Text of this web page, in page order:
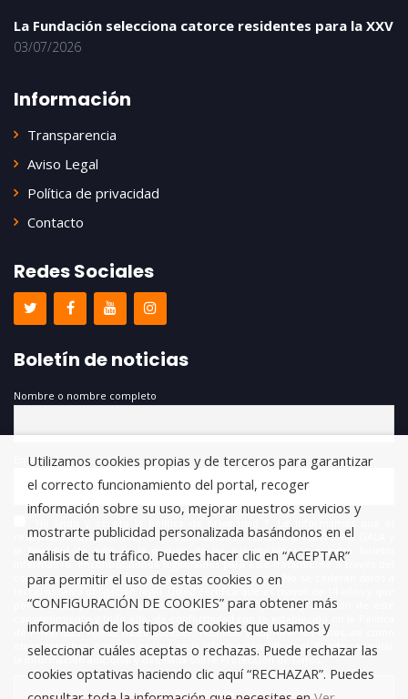
La Fundación selecciona catorce residentes para la XXV
03/07/2026
Información
Transparencia
Aviso Legal
Política de privacidad
Contacto
Redes Sociales
Boletín de noticias
Nombre o nombre completo
Email
responsable del tratamiento de estos datos es FUNDACIÓN ANTONIO GALA y
la finalidad de este es la gestión de las suscripciones a nuestro boletín
informativo, encontrándonos legitimados para este tratamiento a través del
consentimiento que nos está otorgando en este acto. No se cederán datos a
terceros salvo obligación legal. Usted certifica que es mayor de 14 años y que
por lo tanto posee la capacidad legal necesaria para la prestación de este
de Privacidad. Puede usted acceder, rectificar y suprimir los datos, así como
otros derechos, como se explica en la información adicional. Puede consultar
la información adicional y detallada sobre Protección de Datos.
Utilizamos cookies propias y de terceros para garantizar
el correcto funcionamiento del portal, recoger
información sobre su uso, mejorar nuestros servicios y
mostrarte publicidad personalizada basándonos en el
análisis de tu tráfico. Puedes hacer clic en “ACEPTAR”
para permitir el uso de estas cookies o en
“CONFIGURACIÓN DE COOKIES” para obtener más
información de los tipos de cookies que usamos y
seleccionar cuáles aceptas o rechazas. Puede rechazar las
cookies optativas haciendo clic aquí “RECHAZAR”. Puedes